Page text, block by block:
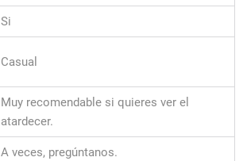
Si
Casual
Muy recomendable si quieres ver el
atardecer.
A veces, pregúntanos.